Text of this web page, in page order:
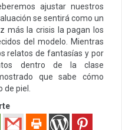
ajustar nuestros
se sentirá como un
más la crisis la pagan los
del modelo. Mientras
relatos de fantasías y por
dentro de la clase
que sabe cómo
piel.